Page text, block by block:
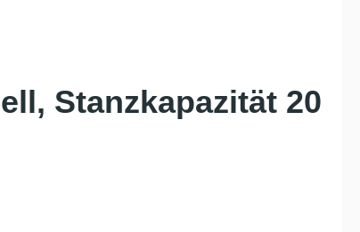
Stanzkapazität 20